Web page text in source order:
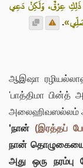
ذَلِكِ عِرْقٌ، وَلَكِنْ دَعِي
.
ஆஇஷா
'பாத்திமா
அலைஹிவஸல்லம்
'நான் (இரத்தப்
நான் தொழுகையை
அது ஒரு நரம்பு